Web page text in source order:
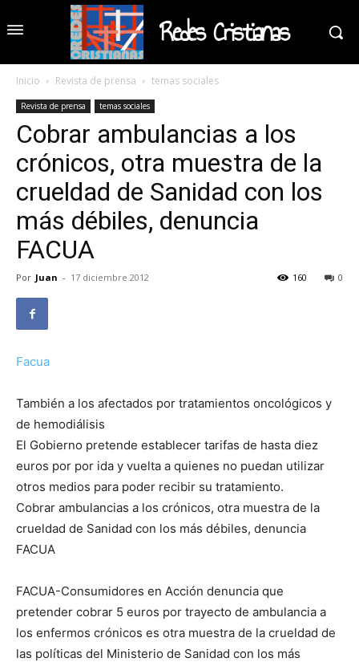
Redes Cristianas
Inicio Revista de prensa temas sociales
Revista de prensa temas sociales
Cobrar ambulancias a los
crónicos, otra muestra de la
crueldad de Sanidad con los
más débiles, denuncia
FACUA
Por Juan - 17 diciembre 2012 0
160
Facua
También a los afectados por tratamientos oncológicos y
de hemodiálisis
El Gobierno pretende establecer tarifas de hasta diez
euros por por ida y vuelta a quienes no puedan utilizar
otros medios para poder recibir su tratamiento.
Cobrar ambulancias a los crónicos, otra muestra de la
crueldad de Sanidad con los más débiles, denuncia
FACUA
FACUA-Consumidores en Acción denuncia que
pretender cobrar 5 euros por trayecto de ambulancia a
los enfermos crónicos es otra muestra de la crueldad de
las políticas del Ministerio de Sanidad con los más